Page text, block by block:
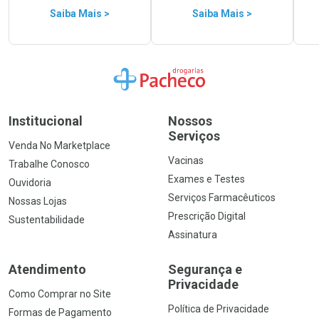
Saiba Mais > Saiba Mais >
Ir para a Home
Institucional
Venda No Marketplace
Trabalhe Conosco
Ouvidoria
Nossas Lojas
Sustentabilidade
Nossos
Serviços
Vacinas
Exames e Testes
Serviços Farmacêuticos
Prescrição Digital
Assinatura
Atendimento
Como Comprar no Site
Formas de Pagamento
Segurança e
Privacidade
Política de Privacidade